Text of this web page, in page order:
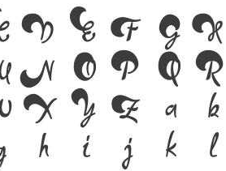
D E F G H
N O P Q R
X Y Z a b
h i j k l